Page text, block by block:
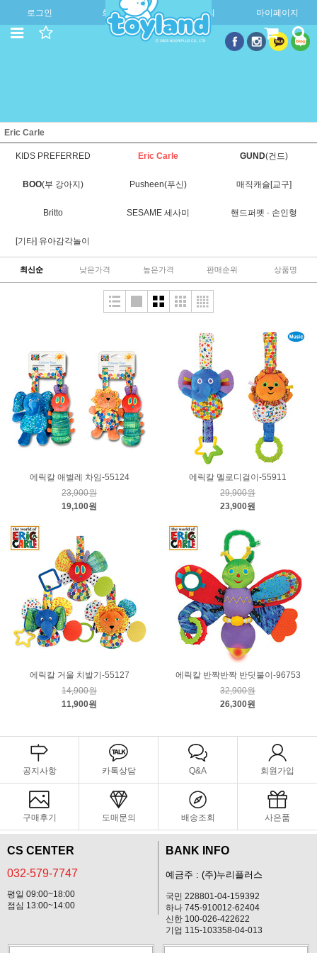
로그인 회원가입 주문조회 마이페이지
Eric Carle
KIDS PREFERRED Eric Carle GUND(건드)
BOO(부 강아지) Pusheen(푸신) 매직캐슬[교구]
Britto SESAME 세사미 핸드퍼펫 · 손인형
[기타] 유아감각놀이
최신순 낮은가격 높은가격 판매순위 상품명
에릭칼 애벌레 차임-55124
23,900원
19,100원
에릭칼 멜로디걸이-55911
29,900원
23,900원
에릭칼 거울 치발기-55127
14,900원
11,900원
에릭칼 반짝반짝 반딧불이-96753
32,900원
26,300원
공지사항 카톡상담 Q&A 회원가입
구매후기 도매문의 배송조회 사은품
CS CENTER
032-579-7747
평일 09:00~18:00
점심 13:00~14:00
BANK INFO
예금주 : (주)누리플러스
국민 228801-04-159392
하나 745-910012-62404
신한 100-026-422622
기업 115-103358-04-013